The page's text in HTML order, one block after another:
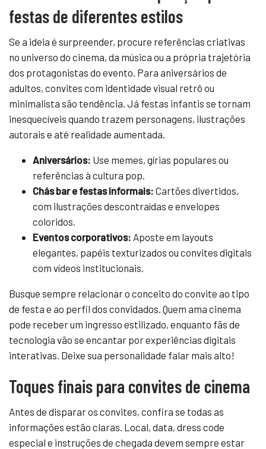
festas de diferentes estilos
Se a ideia é surpreender, procure referências criativas
no universo do cinema, da música ou a própria trajetória
dos protagonistas do evento. Para aniversários de
adultos, convites com identidade visual retrô ou
minimalista são tendência. Já festas infantis se tornam
inesquecíveis quando trazem personagens, ilustrações
autorais e até realidade aumentada.
Aniversários: Use memes, gírias populares ou
referências à cultura pop.
Chás bar e festas informais: Cartões divertidos,
com ilustrações descontraídas e envelopes
coloridos.
Eventos corporativos: Aposte em layouts
elegantes, papéis texturizados ou convites digitais
com vídeos institucionais.
Busque sempre relacionar o conceito do convite ao tipo
de festa e ao perfil dos convidados. Quem ama cinema
pode receber um ingresso estilizado, enquanto fãs de
tecnologia vão se encantar por experiências digitais
interativas. Deixe sua personalidade falar mais alto!
Toques finais para convites de cinema
Antes de disparar os convites, confira se todas as
informações estão claras. Local, data, dress code
especial e instruções de chegada devem sempre estar